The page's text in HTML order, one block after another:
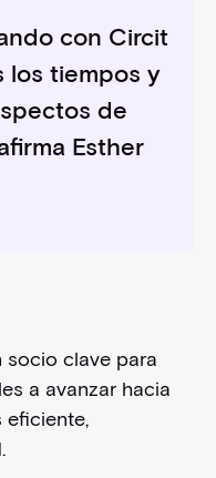
con Circit
los tiempos y
de
Esther
socio clave para
a avanzar hacia
eficiente,